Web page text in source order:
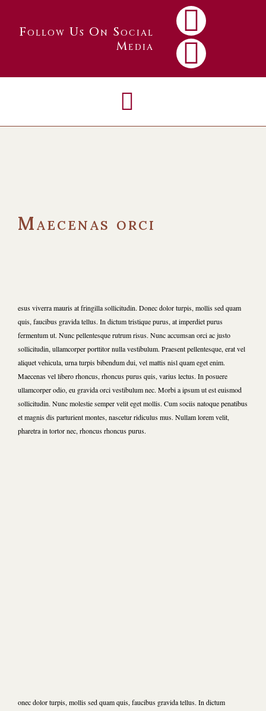
Follow Us On Social
Media
Maecenas orci
esus viverra mauris at fringilla sollicitudin. Donec dolor turpis, mollis sed quam
quis, faucibus gravida tellus. In dictum tristique purus, at imperdiet purus
fermentum ut. Nunc pellentesque rutrum risus. Nunc accumsan orci ac justo
sollicitudin, ullamcorper porttitor nulla vestibulum. Praesent pellentesque, erat vel
aliquet vehicula, urna turpis bibendum dui, vel mattis nisl quam eget enim.
Maecenas vel libero rhoncus, rhoncus purus quis, varius lectus. In posuere
ullamcorper odio, eu gravida orci vestibulum nec. Morbi a ipsum ut est euismod
sollicitudin. Nunc molestie semper velit eget mollis. Cum sociis natoque penatibus
et magnis dis parturient montes, nascetur ridiculus mus. Nullam lorem velit,
pharetra in tortor nec, rhoncus rhoncus purus.
onec dolor turpis, mollis sed quam quis, faucibus gravida tellus. In dictum